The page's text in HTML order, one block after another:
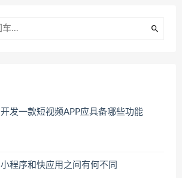
开发一款短视频APP应具备哪些功能
小程序和快应用之间有何不同